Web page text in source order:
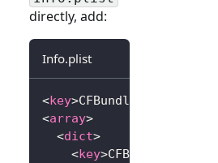
directly, add:
Info.plist
<key>CFBundleURLTypes
<array>
<dict>
<key>CFBundleTypeRole